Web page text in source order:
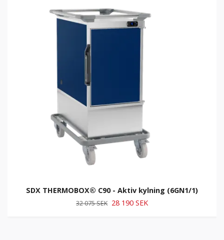
SDX THERMOBOX® C90 - Aktiv kylning (6GN1/1)
32 075 SEK 28 190 SEK